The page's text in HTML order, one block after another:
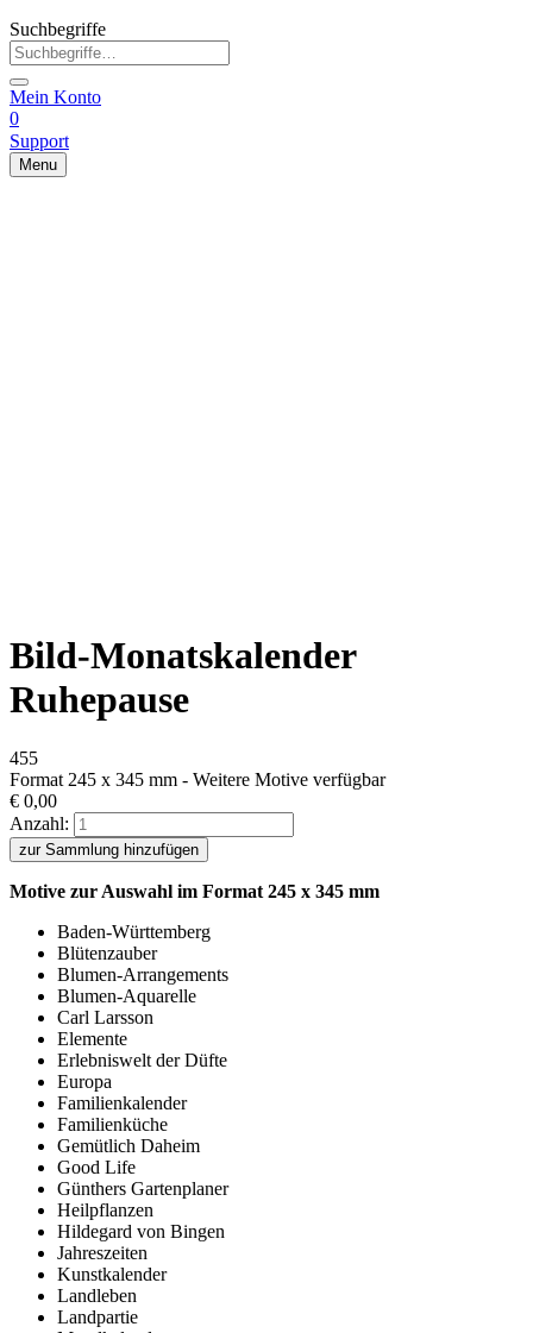
Suchbegriffe
Mein Konto
0
Support
Menu
Bild-Monatskalender
Ruhepause
455
Format 245 x 345 mm - Weitere Motive verfügbar
€ 0,00
Anzahl:
zur Sammlung hinzufügen
Motive zur Auswahl im Format 245 x 345 mm
Baden-Württemberg
Blütenzauber
Blumen-Arrangements
Blumen-Aquarelle
Carl Larsson
Elemente
Erlebniswelt der Düfte
Europa
Familienkalender
Familienküche
Gemütlich Daheim
Good Life
Günthers Gartenplaner
Heilpflanzen
Hildegard von Bingen
Jahreszeiten
Kunstkalender
Landleben
Landpartie